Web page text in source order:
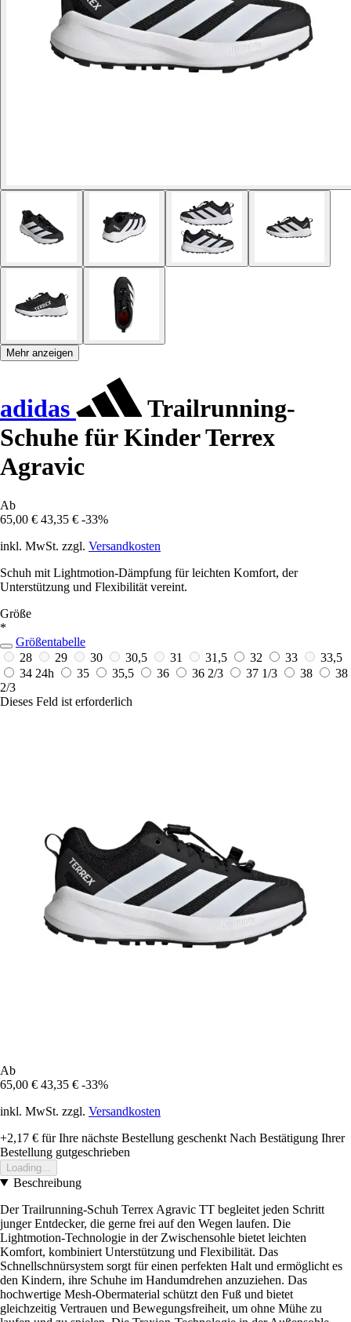
Mehr anzeigen
adidas
Trailrunning-
Schuhe für Kinder Terrex
Agravic
Ab
65,00 € 43,35 € -33%
inkl. MwSt. zzgl. Versandkosten
Schuh mit Lightmotion-Dämpfung für leichten Komfort, der
Unterstützung und Flexibilität vereint.
Größe
*
Größentabelle
28
29 30 30,5 31 31,5 32 33
33,5
34 24h 35 35,5 36 36 2/3 37 1/3 38
38
2/3
Dieses Feld ist erforderlich
Ab
65,00 € 43,35 € -33%
inkl. MwSt. zzgl. Versandkosten
+2,17 € für Ihre nächste Bestellung geschenkt Nach Bestätigung Ihrer
Bestellung gutgeschrieben
Loading...
Beschreibung
Der Trailrunning-Schuh Terrex Agravic TT begleitet jeden Schritt
junger Entdecker, die gerne frei auf den Wegen laufen. Die
Lightmotion-Technologie in der Zwischensohle bietet leichten
Komfort, kombiniert Unterstützung und Flexibilität. Das
Schnellschnürsystem sorgt für einen perfekten Halt und ermöglicht es
den Kindern, ihre Schuhe im Handumdrehen anzuziehen. Das
hochwertige Mesh-Obermaterial schützt den Fuß und bietet
gleichzeitig Vertrauen und Bewegungsfreiheit, um ohne Mühe zu